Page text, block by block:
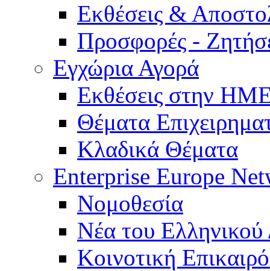
Εκθέσεις &
Προσφορές -
Εγχώρια Αγορά
Εκθέσεις στην
Θέματα
Κλαδικά Θέματα
Enterprise Europe
Νομοθεσία
Νέα του Ελληνικού
Κοινοτική